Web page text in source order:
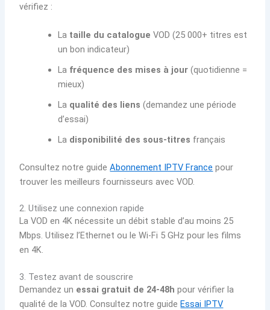
vérifiez :
La taille du catalogue VOD (25 000+ titres est
un bon indicateur)
La fréquence des mises à jour (quotidienne =
mieux)
La qualité des liens (demandez une période
d’essai)
La disponibilité des sous-titres français
Consultez notre guideAbonnement IPTV France pour
trouver les meilleurs fournisseurs avec VOD.
2. Utilisez une connexion rapide
La VOD en 4K nécessite un débit stable d’au moins 25
Mbps. Utilisez l’Ethernet ou le Wi-Fi 5 GHz pour les films
en 4K.
3. Testez avant de souscrire
Demandez un essai gratuit de 24-48h pour vérifier la
qualité de la VOD. Consultez notre guideEssai IPTV